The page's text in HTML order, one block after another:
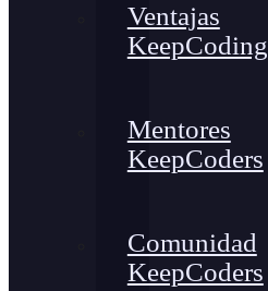
Ventajas
KeepCoding
Mentores
KeepCoders
Comunidad
KeepCoders